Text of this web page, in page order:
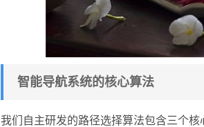
智能导航系统的核心算法
我们自主研发的路径选择算法包含三个核